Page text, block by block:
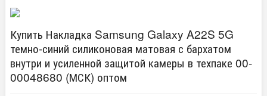
Купить Накладка Samsung Galaxy A22S 5G
темно-синий силиконовая матовая с бархатом
внутри и усиленной защитой камеры в техпаке 00-
00048680 (МСК) оптом